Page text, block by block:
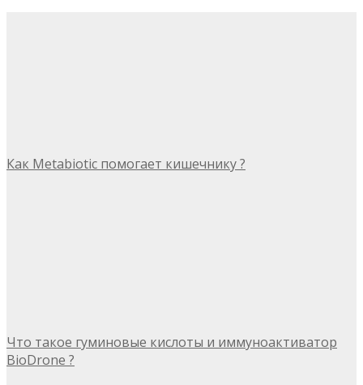
Как Metabiotic помогает кишечнику ?
Что такое гуминовые кислоты и иммуноактиватор
BioDrone ?